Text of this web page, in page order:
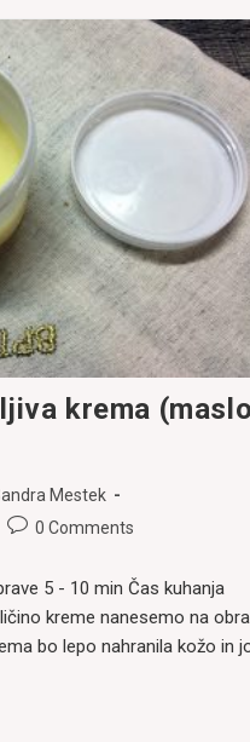
krema
Mestek
Post0 Comments
5 - 10 min Čas kuhanja
kreme nanesemo na
bo lepo nahranila kožo in